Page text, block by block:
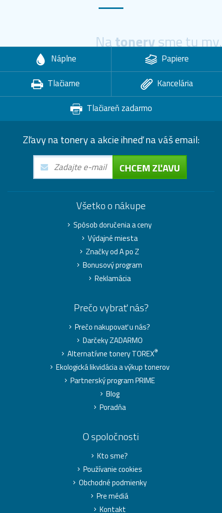
Natonerysme tu my.
Náplne
Papiere
Tlačiarne
Kancelária
Tlačiareň zadarmo
Zľavy na tonery a akcie ihneď na váš email:
CHCEM ZĽAVU
Všetko o nákupe
Spôsob doručenia a ceny
Výdajné miesta
Značky od A po Z
Bonusový program
Reklamácia
Prečo vybrať nás?
Prečo nakupovať u nás?
Darčeky ZADARMO
Alternatívne tonery TOREX®
Ekologická likvidácia a výkup tonerov
Partnerský program PRIME
Blog
Poradňa
O spoločnosti
Kto sme?
Používanie cookies
Obchodné podmienky
Pre médiá
Kontakt